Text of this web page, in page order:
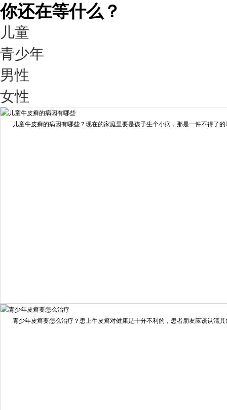
我要咨询
擅长： 王艳琼 门诊主任 专家介绍：毕业于川北医学院...
预约量
我要咨询我要预约
擅长：住院部主任 【个人简介】 肖建华，成都银康银屑病...
你还在等什么？
儿童
青少年
男性
女性
儿童牛皮癣的病因有哪些？现在的家庭里要是孩子生个小病，那是一件不得了的
青少年皮癣要怎么治疗？患上牛皮癣对健康是十分不利的，患者朋友应该认清其